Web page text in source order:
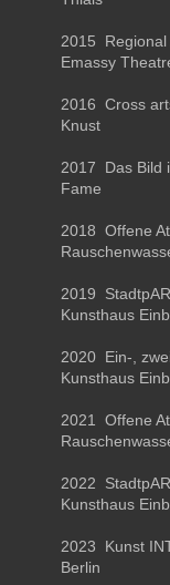
2015
Emassy
2016
Knust
2017 Das
Fame
2018
2019
Kunsthaus
2020 Ein-,
Kunsthaus
2021
2022
Kunsthaus
2023 Kunst
Berlin